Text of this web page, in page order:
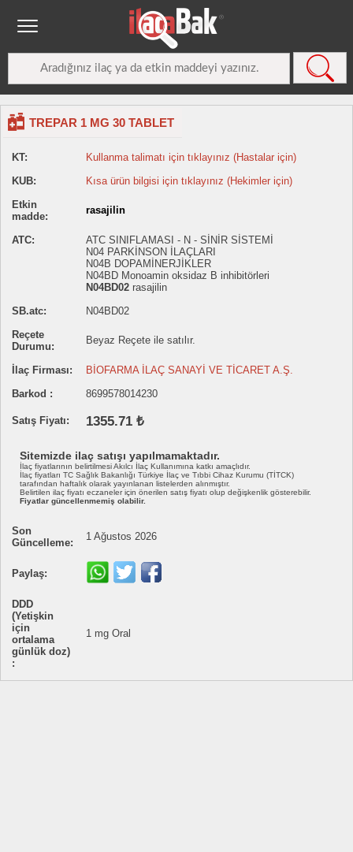
TREPAR 1 MG 30 TABLET
KT:
Kullanma talimatı için tıklayınız (Hastalar için)
KUB:
Kısa ürün bilgisi için tıklayınız (Hekimler için)
Etkin
madde:
rasajilin
ATC:
ATC SINIFLAMASI - N - SİNİR SİSTEMİ
N04 PARKİNSON İLAÇLARI
N04B DOPAMİNERJİKLER
N04BD Monoamin oksidaz B inhibitörleri
N04BD02 rasajilin
SB.atc:
N04BD02
Reçete
Durumu:
Beyaz Reçete ile satılır.
İlaç Firması:
BİOFARMA İLAÇ SANAYİ VE TİCARET A.Ş.
Barkod :
8699578014230
Satış Fiyatı: 1355.71 ₺
Sitemizde ilaç satışı yapılmamaktadır.
İlaç fiyatlarının belirtilmesi Akılcı İlaç Kullanımına katkı amaçlıdır.
İlaç fiyatları TC Sağlık Bakanlığı Türkiye İlaç ve Tıbbi Cihaz Kurumu (TİTCK)
tarafından haftalık olarak yayınlanan listelerden alınmıştır.
Belirtilen ilaç fiyatı eczaneler için önerilen satış fiyatı olup değişkenlik gösterebilir.
Fiyatlar güncellenmemiş olabilir.
Son
Güncelleme:
1 Ağustos 2026
Paylaş:
DDD
(Yetişkin
için
ortalama
günlük doz)
:
1 mg Oral